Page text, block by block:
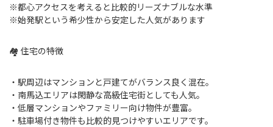
※都心アクセスを考えると比較的リーズナブルな水準
※始発駅という希少性から安定した人気があります
🏘 住宅の特徴
・駅周辺はマンションと戸建てがバランス良く混在。
・南馬込エリアは閑静な高級住宅街としても人気。
・低層マンションやファミリー向け物件が豊富。
・駐車場付き物件も比較的見つけやすいエリアです。